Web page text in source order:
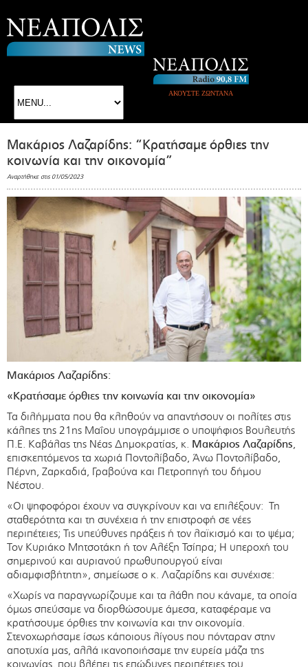
ΑΚΟΥΣΤΕ ΖΩΝΤΑΝΑ
Μακάριος Λαζαρίδης: “Κρατήσαμε όρθιες την
κοινωνία και την οικονομία”
Αναρτήθηκε στις 01/05/2023
Μακάριος Λαζαρίδης:
«Κρατήσαμε όρθιες την κοινωνία και την οικονομία»
Τα διλήμματα που θα κληθούν να απαντήσουν οι πολίτες στις
κάλπες της 21ης Μαΐου υπογράμμισε ο υποψήφιος Βουλευτής
Π.Ε. Καβάλας της Νέας Δημοκρατίας, κ. Μακάριος Λαζαρίδης,
επισκεπτόμενος τα χωριά Ποντολίβαδο, Άνω Ποντολίβαδο,
Πέρνη, Ζαρκαδιά, Γραβούνα και Πετροπηγή του δήμου
Νέστου.
«Οι ψηφοφόροι έχουν να συγκρίνουν και να επιλέξουν: Τη
σταθερότητα και τη συνέχεια ή την επιστροφή σε νέες
περιπέτειες; Τις υπεύθυνες πράξεις ή τον λαϊκισμό και το ψέμα;
Τον Κυριάκο Μητσοτάκη ή τον Αλέξη Τσίπρα; Η υπεροχή του
σημερινού και αυριανού πρωθυπουργού είναι
αδιαμφισβήτητη», σημείωσε ο κ. Λαζαρίδης και συνέχισε:
«Χωρίς να παραγνωρίζουμε και τα λάθη που κάναμε, τα οποία
όμως σπεύσαμε να διορθώσουμε άμεσα, καταφέραμε να
κρατήσουμε όρθιες την κοινωνία και την οικονομία.
Στενοχωρήσαμε ίσως κάποιους λίγους που πόνταραν στην
αποτυχία μας, αλλά ικανοποιήσαμε την ευρεία μάζα της
κοινωνίας, που βλέπει τις επώδυνες περιπέτειες του